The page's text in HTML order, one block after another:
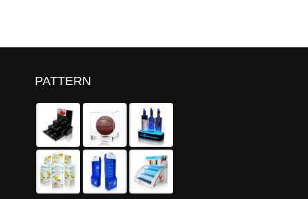
PATTERN